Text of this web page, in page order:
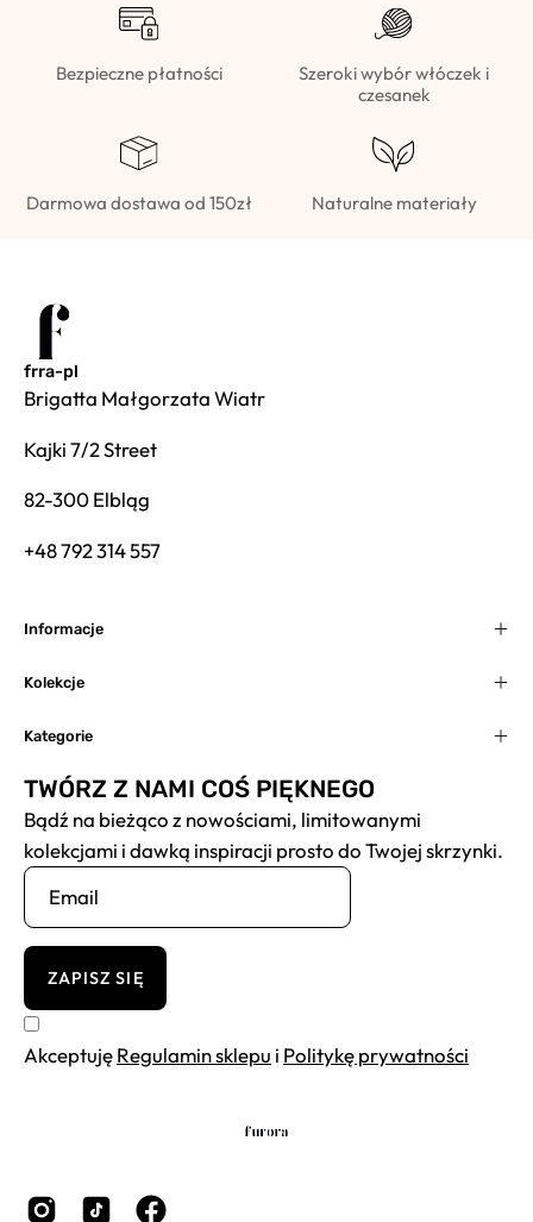
Bezpieczne płatności
Szeroki wybór włóczek i
czesanek
Darmowa dostawa od 150zł Naturalne materiały
frra-pl
Brigatta Małgorzata Wiatr
Kajki 7/2 Street
82-300 Elbląg
+48 792 314 557
Informacje
Kolekcje
Kategorie
TWÓRZ Z NAMI COŚ PIĘKNEGO
Bądź na bieżąco z nowościami, limitowanymi
kolekcjami i dawką inspiracji prosto do Twojej skrzynki.
ZAPISZ SIĘ
AkceptujęRegulamin sklepu i Politykę prywatności